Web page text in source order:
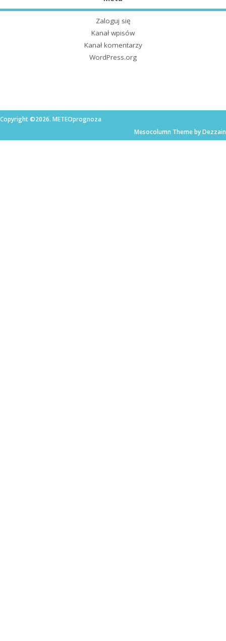
Zaloguj się
Kanał wpisów
Kanał komentarzy
WordPress.org
Copyright ©2026. METEOprognoza
Mesocolumn Theme by Dezzain